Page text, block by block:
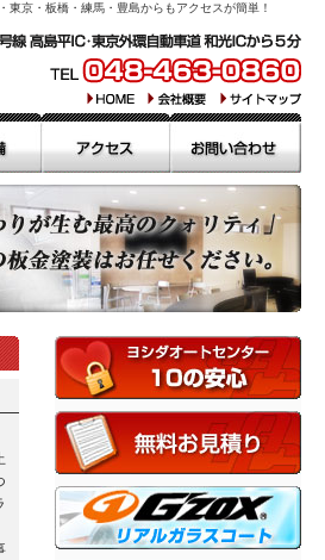
京・板橋・練馬・豊島からもアクセスが簡単！